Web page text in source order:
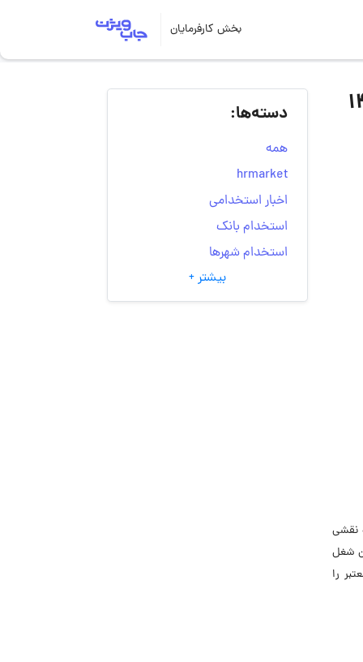
بخش کارفرمایان
نقشی
شغل
را
دسته‌ها:
همه
hrmarket
اخبار استخدامی
استخدام بانک
استخدام شهرها
انتخاب مسیر شغلی
به‌روزرسانی‌های سایت
بیشتر +